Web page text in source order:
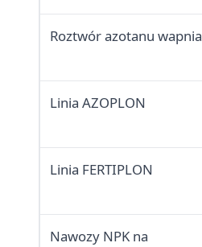
Roztwór azotanu wapnia
Linia AZOPLON
Linia FERTIPLON
Nawozy NPK na